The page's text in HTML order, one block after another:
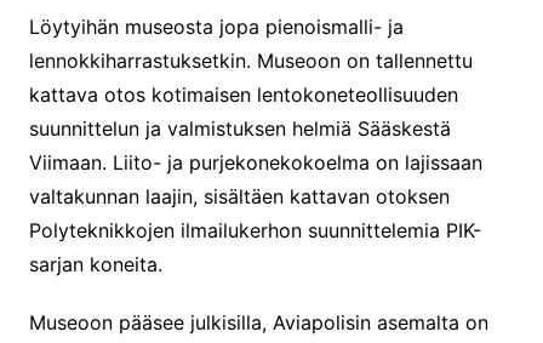
Löytyihän museosta jopa pienoismalli- ja
lennokkiharrastuksetkin. Museoon on tallennettu
kattava otos kotimaisen lentokoneteollisuuden
suunnittelun ja valmistuksen helmiä Sääskestä
Viimaan. Liito- ja purjekonekokoelma on lajissaan
valtakunnan laajin, sisältäen kattavan otoksen
Polyteknikkojen ilmailukerhon suunnittelemia PIK-
sarjan koneita.
Museoon pääsee julkisilla, Aviapolisin asemalta on